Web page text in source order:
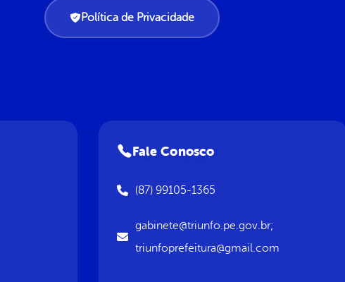
Política de Privacidade
Fale Conosco
(87) 99105-1365
gabinete@triunfo.pe.gov.br;
triunfoprefeitura@gmail.com